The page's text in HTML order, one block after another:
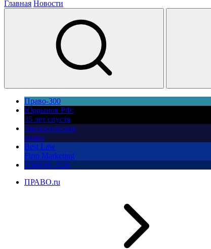
Главная Новости
Право-300
Юррынок РФ:
35 лет спустя
Экологическое
право
Best Law
Firm Marketing
ПМЮФ 2026
ПРАВО.ru